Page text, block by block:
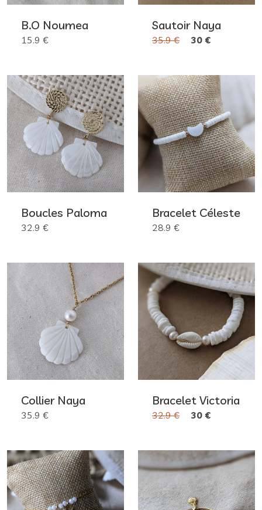
B.O Noumea
15.9 €
Sautoir Naya
35.9 € 30 €
Boucles Paloma
32.9 €
Bracelet Céleste
28.9 €
Collier Naya
35.9 €
Bracelet Victoria
32.9 € 30 €